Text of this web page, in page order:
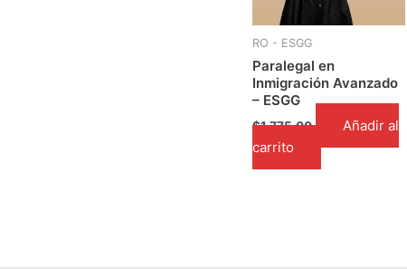
RO - ESGG
Paralegal en
Inmigración Avanzado
– ESGG
$1,775.00
Añadir al
carrito